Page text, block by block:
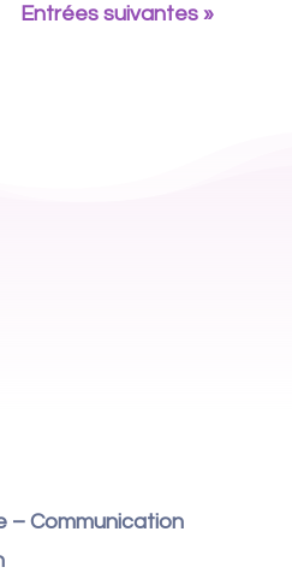
Entrées suivantes »
– Communication